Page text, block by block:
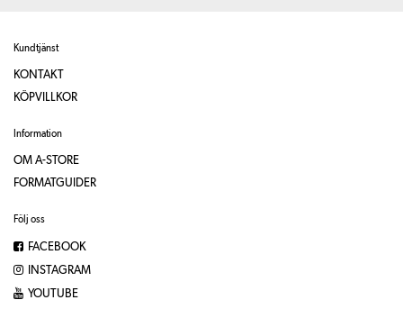
Kundtjänst
KONTAKT
KÖPVILLKOR
Information
OM A-STORE
FORMATGUIDER
Följ oss
FACEBOOK
INSTAGRAM
YOUTUBE